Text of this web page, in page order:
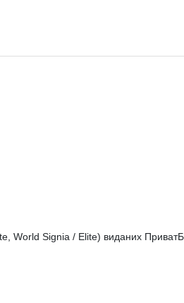
World Signia / Elite) виданих